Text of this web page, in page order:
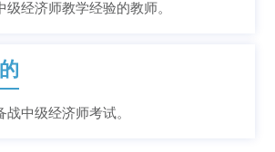
级经济师教学经验的教师。
战中级经济师考试。